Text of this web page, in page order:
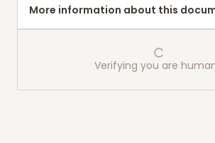
More information about this
Verifying you are